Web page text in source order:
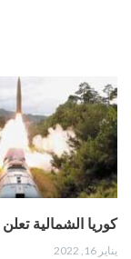
كوريا الشمالية
يناير 16, 2022